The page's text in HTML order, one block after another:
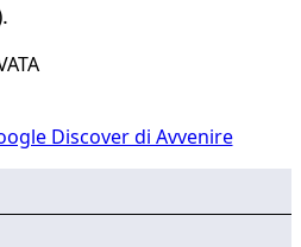
Discover di Avvenire